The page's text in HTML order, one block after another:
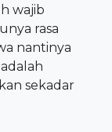
wajib
rasa
nantinya
sekadar